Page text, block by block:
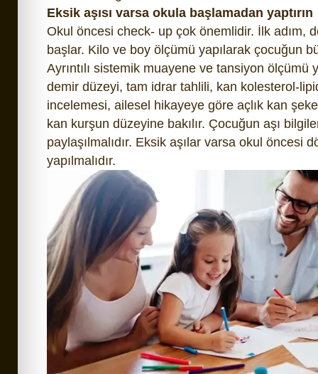
Eksik aşısı varsa okula başlamadan yaptırın
Okul öncesi check- up çok önemlidir. İlk adım,
başlar. Kilo ve boy ölçümü yapılarak çocuğun
Ayrıntılı sistemik muayene ve tansiyon ölçümü
demir düzeyi, tam idrar tahlili, kan kolesterol-
incelemesi, ailesel hikayeye göre açlık kan
kan kurşun düzeyine bakılır. Çocuğun aşı
paylaşılmalıdır. Eksik aşılar varsa okul öncesi
yapılmalıdır.